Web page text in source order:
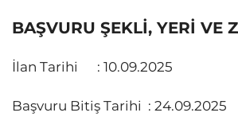
BAŞVURU ŞEKLİ, YERİ VE
İlan Tarihi : 10.09.2025
Başvuru Bitiş Tarihi : 24.09.2025